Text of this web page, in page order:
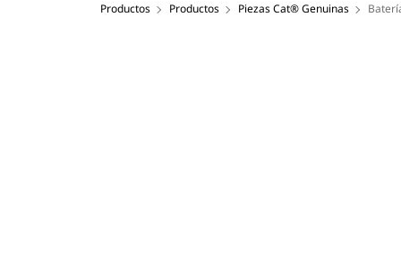
Productos Productos Piezas Cat® Genuinas